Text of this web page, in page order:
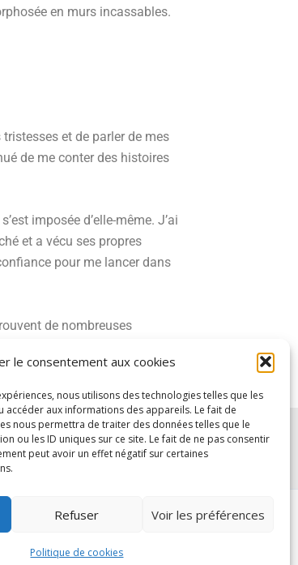
le consentement aux cookies
nous utilisons des technologies telles que les
accéder aux informations des appareils. Le fait de
nous permettra de traiter des données telles que le
ou les ID uniques sur ce site. Le fait de ne pas consentir
peut avoir un effet négatif sur certaines
Refuser Voir les préférences
Politique de cookies
en murs incassables.
et de parler de mes
de me conter des histoires
imposée d’elle-même. J’ai
et a vécu ses propres
pour me lancer dans
de nombreuses
imaginaire et ma créativité
une autre histoire…